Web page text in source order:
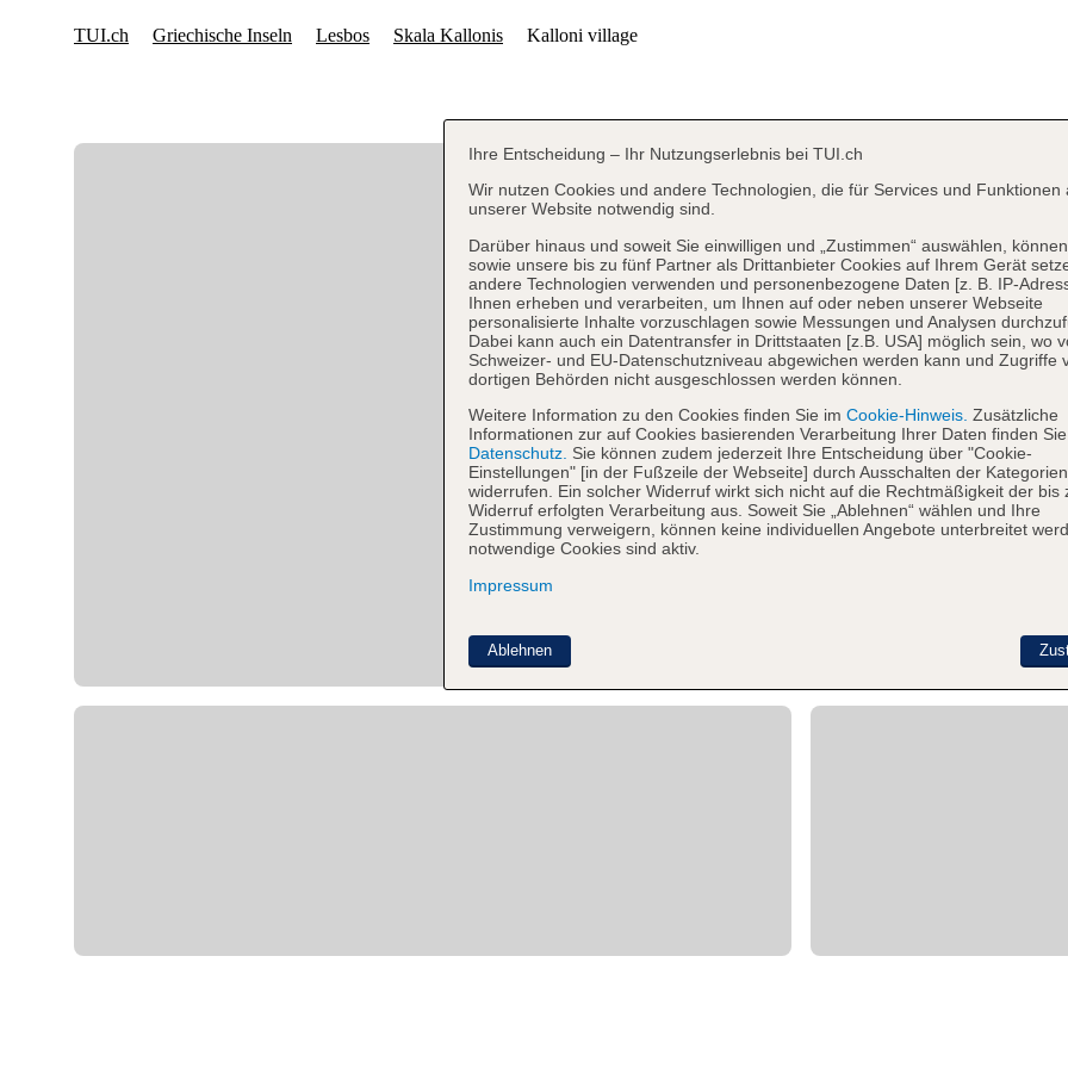
Ihre Entscheidung – Ihr Nutzungserlebnis bei TUI.ch
Wir nutzen Cookies und andere Technologien, die für Services und Funktionen
unserer Website notwendig sind.
Darüber hinaus und soweit Sie einwilligen und „Zustimmen“ auswählen,
sowie unsere bis zu fünf Partner als Drittanbieter Cookies auf Ihrem Gerät
andere Technologien verwenden und personenbezogene Daten [z. B. IP-
Ihnen erheben und verarbeiten, um Ihnen auf oder neben unserer Webseite
personalisierte Inhalte vorzuschlagen sowie Messungen und Analysen
Dabei kann auch ein Datentransfer in Drittstaaten [z.B. USA] möglich sein, wo
Schweizer- und EU-Datenschutzniveau abgewichen werden kann und Zugriffe
dortigen Behörden nicht ausgeschlossen werden können.
Weitere Information zu den Cookies finden Sie im Cookie-Hinweis. Zusätzliche
Informationen zur auf Cookies basierenden Verarbeitung Ihrer Daten finden
Datenschutz. Sie können zudem jederzeit Ihre Entscheidung über "Cookie-
Einstellungen" [in der Fußzeile der Webseite] durch Ausschalten der Kategorien
widerrufen. Ein solcher Widerruf wirkt sich nicht auf die Rechtmäßigkeit der bis
Widerruf erfolgten Verarbeitung aus. Soweit Sie „Ablehnen“ wählen und Ihre
Zustimmung verweigern, können keine individuellen Angebote unterbreitet
notwendige Cookies sind aktiv.
Impressum
Ablehnen